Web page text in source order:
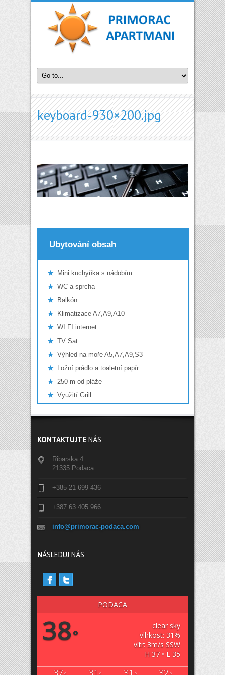
keyboard-930×200.jpg
Ubytování obsah
Mini kuchyňka s nádobím
WC a sprcha
Balkón
Klimatizace A7,A9,A10
WI FI internet
TV Sat
Výhled na moře A5,A7,A9,S3
Ložní prádlo a toaletní papír
250 m od pláže
Využití Grill
KONTAKTUJTE NÁS
Ribarska 4
21335 Podaca
+385 21 699 436
+387 63 405 966
info@primorac-podaca.com
NÁSLEDUJ NÁS
PODACA
38°
clear sky
vlhkost: 31%
vítr: 3m/s SSW
H 37 • L 35